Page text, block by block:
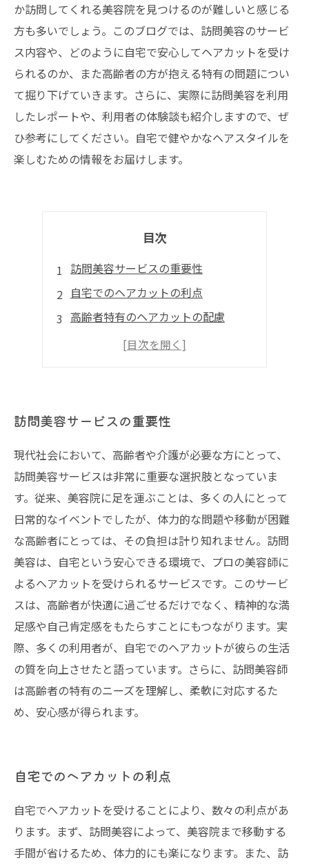
か訪問してくれる美容院を見つけるのが難しいと感じる
方も多いでしょう。このブログでは、訪問美容のサービ
ス内容や、どのように自宅で安心してヘアカットを受け
られるのか、また高齢者の方が抱える特有の問題につい
て掘り下げていきます。さらに、実際に訪問美容を利用
したレポートや、利用者の体験談も紹介しますので、ぜ
ひ参考にしてください。自宅で健やかなヘアスタイルを
楽しむための情報をお届けします。
目次
訪問美容サービスの重要性
自宅でのヘアカットの利点
高齢者特有のヘアカットの配慮
利用者の体験談と実績
訪問美容サービスの重要性
現代社会において、高齢者や介護が必要な方にとって、
訪問美容サービスは非常に重要な選択肢となっていま
す。従来、美容院に足を運ぶことは、多くの人にとって
日常的なイベントでしたが、体力的な問題や移動が困難
な高齢者にとっては、その負担は計り知れません。訪問
美容は、自宅という安心できる環境で、プロの美容師に
よるヘアカットを受けられるサービスです。このサービ
スは、高齢者が快適に過ごせるだけでなく、精神的な満
足感や自己肯定感をもたらすことにもつながります。実
際、多くの利用者が、自宅でのヘアカットが彼らの生活
の質を向上させたと語っています。さらに、訪問美容師
は高齢者の特有のニーズを理解し、柔軟に対応するた
め、安心感が得られます。
自宅でのヘアカットの利点
自宅でヘアカットを受けることにより、数々の利点があ
ります。まず、訪問美容によって、美容院まで移動する
手間が省けるため、体力的にも楽になります。また、訪